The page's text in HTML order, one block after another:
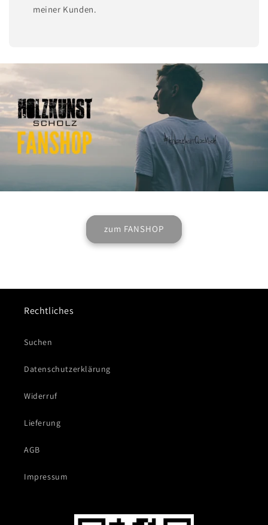
meiner Kunden.
zum FANSHOP
Rechtliches
Suchen
Datenschutzerklärung
Widerruf
Lieferung
AGB
Impressum